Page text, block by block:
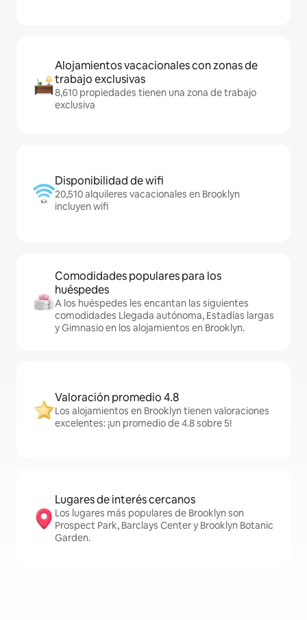
Alojamientos vacacionales con zonas de
trabajo exclusivas
8,610 propiedades tienen una zona de trabajo
exclusiva
Disponibilidad de wifi
20,510 alquileres vacacionales en Brooklyn
incluyen wifi
Comodidades populares para los
huéspedes
A los huéspedes les encantan las siguientes
comodidades Llegada autónoma, Estadías largas
y Gimnasio en los alojamientos en Brooklyn.
Valoración promedio 4.8
Los alojamientos en Brooklyn tienen valoraciones
excelentes: ¡un promedio de 4.8 sobre 5!
Lugares de interés cercanos
Los lugares más populares de Brooklyn son
Prospect Park, Barclays Center y Brooklyn Botanic
Garden.